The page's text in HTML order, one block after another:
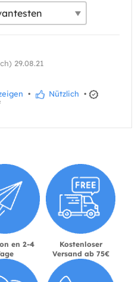
29.08.21
• Nützlich •
en 2-4
Kostenloser
Versand ab 75€